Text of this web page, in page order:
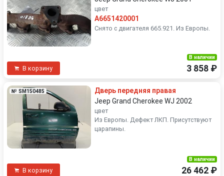
цвет
A6651420001
Снято с двигателя 665.921. Из Европы.
В корзину
В наличии
3 858 ₽
№ SM150485
Дверь передняя правая
Jeep Grand Cherokee WJ 2002
цвет
Из Европы. Дефект ЛКП. Присутствуют
царапины.
В корзину
В наличии
26 462 ₽